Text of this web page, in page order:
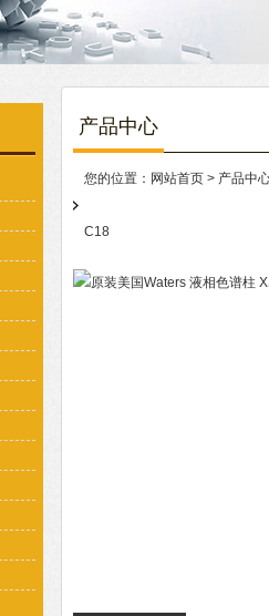
产品中心
您的位置： 网站首页 > 产品中
C18